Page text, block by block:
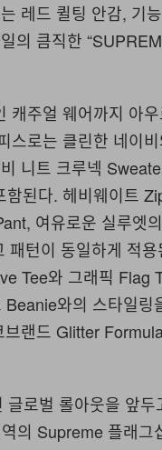
레드 퀼팅 안감, 기
의 큼직한
캐주얼 웨어까지 아
스로는 클린한 네이
니트 크루넥
된다. 헤비웨이트
여유로운 실루엣
턴이 동일하게 적용
Tee와 그래픽 Flag
와의 스타일링
브랜드 Glitter
로벌 롤아웃을 앞두
의 Supreme 플래그